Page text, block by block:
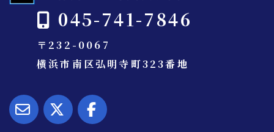
045-741-7846
〒232-0067
横浜市南区弘明寺町323番地